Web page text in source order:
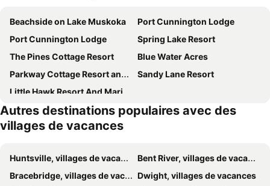
Beachside on Lake Muskoka
Port Cunnington Lodge
Port Cunnington Lodge
Spring Lake Resort
The Pines Cottage Resort
Blue Water Acres
Parkway Cottage Resort and Trading Post
Sandy Lane Resort
Little Hawk Resort And Marina
Autres destinations populaires avec des
villages de vacances
Huntsville, villages de vacances
Bent River, villages de vacances
Bracebridge, villages de vacances
Dwight, villages de vacances